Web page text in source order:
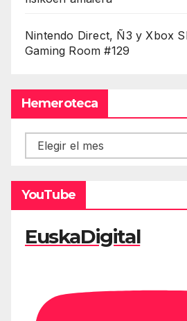
Nintendo Direct, Ñ3 y Xbox
Gaming Room #129
Hemeroteca
Hemeroteca
YouTube
EuskaDigital